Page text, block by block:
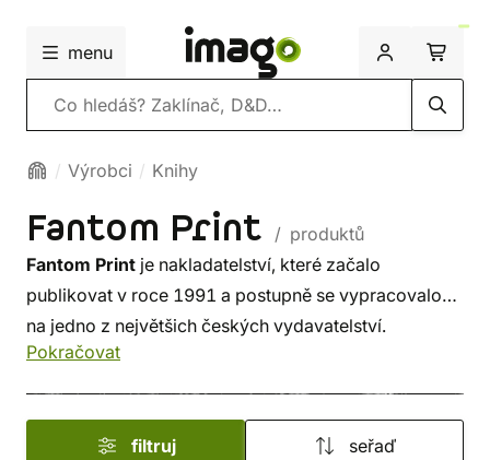
menu
Vyhledávání
Výrobci Knihy
Fantom Print
/ produktů
Fantom Print je nakladatelství, které začalo
publikovat v roce 1991 a postupně se vypracovalo
na jedno z největšich českých vydavatelství.
Specializuje se na sci-fi, fantasy, LitRPG a literární
najdeme knihy známých autorů, jako jsouRobert
Patricia Briggs Michael Atamanov
Pokračovat
filtruj seřaď